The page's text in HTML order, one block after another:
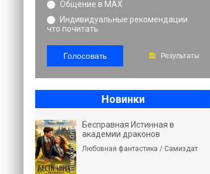
Общение в MAX
Индивидуальные рекомендации
что почитать
Голосовать Результаты
Новинки
Бесправная Истинная в
академии драконов
Любовная фантастика / Самиздат